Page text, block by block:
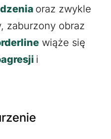
oraz zwykle
zaburzony obraz
wiąże się
i